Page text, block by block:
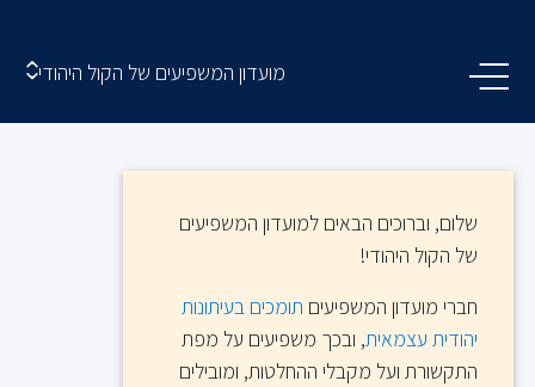
מועדון המשפיעים של הקול היהודי
שלום, וברוכים הבאים למועדון המשפיעים
של הקול היהודי!
חברי מועדון המשפיעים תומכים בעיתונות
יהודית עצמאית, ובכך משפיעים על מפת
התקשורת ועל מקבלי ההחלטות, ומובילים